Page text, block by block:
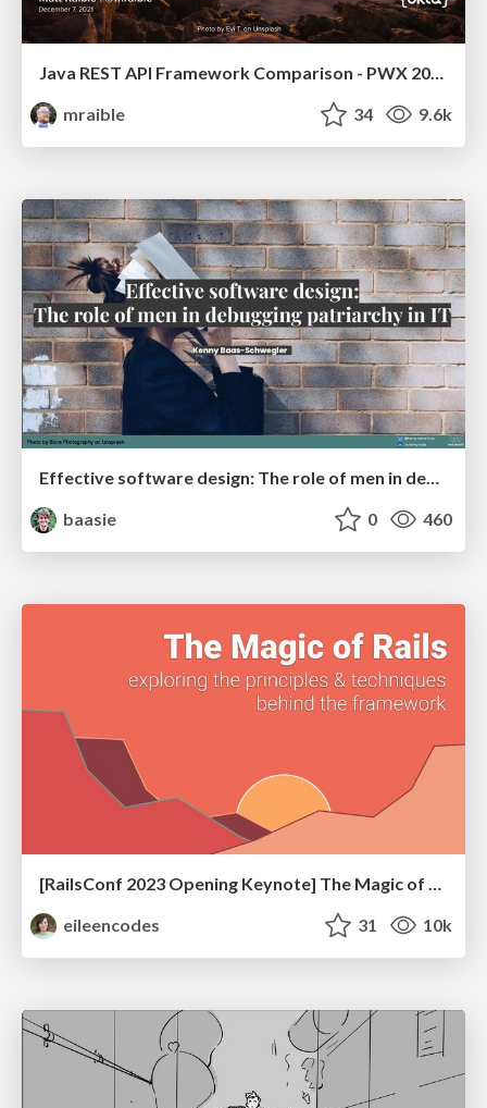
Java REST API Framework Comparison - PWX 2021
mraible
34 9.6k
Effective software design: The role of men in debugging patriarchy in IT @ Voxxed Days AMS
baasie
0 460
eileencodes
31 10k